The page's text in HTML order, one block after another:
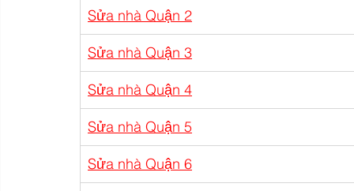
Sửa nhà Quận 2
Sửa nhà Quận 3
Sửa nhà Quận 4
Sửa nhà Quận 5
Sửa nhà Quận 6